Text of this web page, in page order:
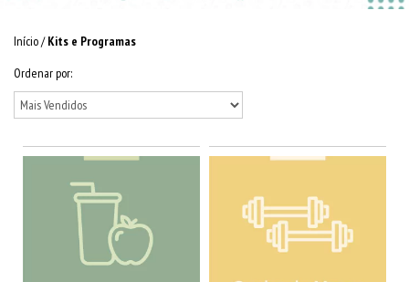
Início/ Kits e Programas
Ordenar por: